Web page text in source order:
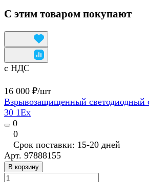
С этим товаром покупают
с НДС
16 000 ₽/шт
Взрывозащищенный светодиодный
30 1Ex
0
0
Срок поставки: 15-20 дней
Арт. 97888155
В корзину